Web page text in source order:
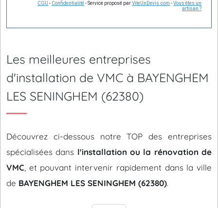
CGU - Confidentialité- Service proposé parViteUnDevis.com -Vous êtes un
artisan ?
Les meilleures entreprises
d'installation de VMC à BAYENGHEM
LES SENINGHEM (62380)
Découvrez ci-dessous notre TOP des entreprises
spécialisées dans l'installation ou la rénovation de
VMC , et pouvant intervenir rapidement dans la ville
de BAYENGHEM LES SENINGHEM (62380).